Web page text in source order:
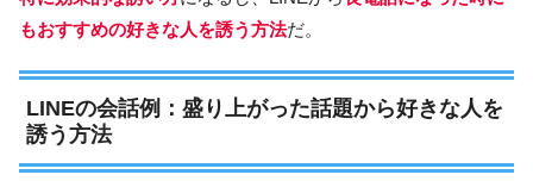
もおすすめの好きな人を誘う方法だ。
LINEの会話例：盛り上がった話題から好きな人を
誘う方法